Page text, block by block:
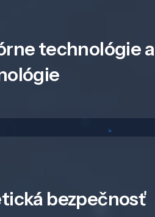
technológie a
bezpečnosť